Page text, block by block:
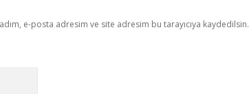
e-posta adresim ve site adresim bu tarayıcıya kaydedilsin.